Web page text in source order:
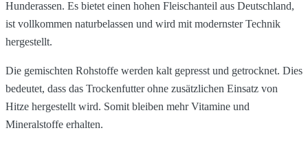
Hunderassen. Es bietet einen hohen Fleischanteil aus Deutschland,
ist vollkommen naturbelassen und wird mit modernster Technik
hergestellt.
Die gemischten Rohstoffe werden kalt gepresst und getrocknet. Dies
bedeutet, dass das Trockenfutter ohne zusätzlichen Einsatz von
Hitze hergestellt wird. Somit bleiben mehr Vitamine und
Mineralstoffe erhalten.